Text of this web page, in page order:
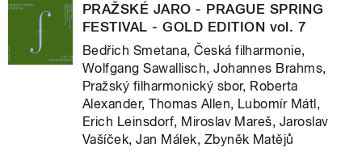
PRAŽSKÉ JARO - PRAGUE SPRING
FESTIVAL - GOLD EDITION vol. 7
Bedřich Smetana, Česká filharmonie,
Wolfgang Sawallisch, Johannes Brahms,
Pražský filharmonický sbor, Roberta
Alexander, Thomas Allen, Lubomír Mátl,
Erich Leinsdorf, Miroslav Mareš, Jaroslav
Vašíček, Jan Málek, Zbyněk Matějů